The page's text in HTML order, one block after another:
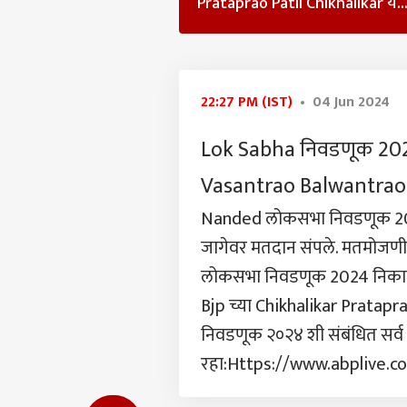
22:27 PM (IST) • 04 Jun 2024
Lok Sabha निवडणूक
Vasantrao Balwantrao
Nanded लोकसभा निवडणूक
जागेवर मतदान संपले.
लोकसभा निवडणूक 2024
Bjp च्या Chikhalikar
निवडणूक २०२४ शी संबंधित सर्व
रहा:Https://
हॅलो गेस्ट
संपर्क साधा
करिअर
आमच्याबद्दल
LOGIN
टॉप
नवे
'मी